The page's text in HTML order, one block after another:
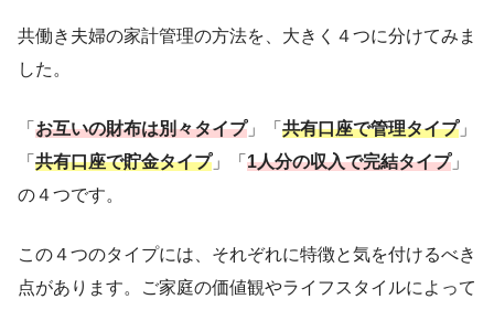
共働き夫婦の家計管理の方法を、大きく４つに分けてみま
した。
「 お互いの財布は別々タイプ」「 共有口座で管理タイプ」
「 共有口座で貯金タイプ」「 1人分の収入で完結タイプ」
の４つです。
この４つのタイプには、それぞれに特徴と気を付けるべき
点があります。ご家庭の価値観やライフスタイルによって